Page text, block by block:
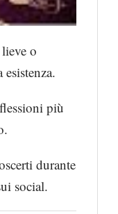
o
più
durante
social.